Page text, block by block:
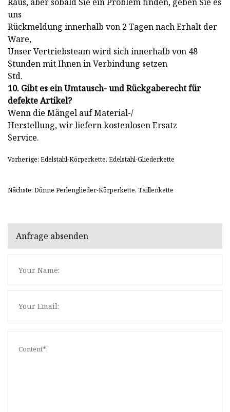
Raus, aber sobald Sie ein Problem finden, geben Sie es
uns
Rückmeldung innerhalb von 2 Tagen nach Erhalt der
Ware,
Unser Vertriebsteam wird sich innerhalb von 48
Stunden mit Ihnen in Verbindung setzen
Std.
10. Gibt es ein Umtausch- und Rückgaberecht für
defekte Artikel?
Wenn die Mängel auf Material-/
Herstellung, wir liefern kostenlosen Ersatz
Service.
Vorherige: Edelstahl-Körperkette. Edelstahl-Gliederkette
Nächste: Dünne Perlenglieder-Körperkette, Taillenkette
Anfrage absenden